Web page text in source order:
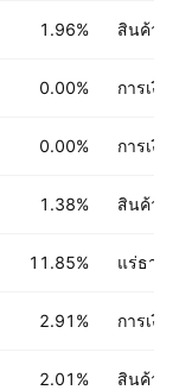
1.96% สินค้าอุป
0.00% การเงิน
0.00% การเงิน
1.38% สินค้าอุป
11.85% แร่ธาตุไม่
2.91% การเงิน
2.01% สินค้าอุป